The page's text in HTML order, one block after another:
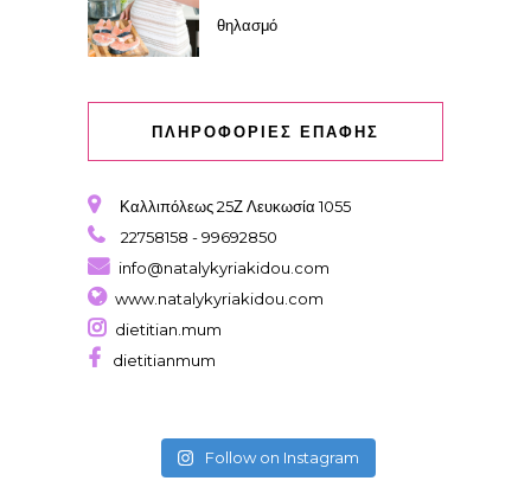
θηλασμό
ΠΛΗΡΟΦΟΡΙΕΣ ΕΠΑΦΗΣ
Καλλιπόλεως 25Ζ Λευκωσία 1055
22758158 - 99692850
info@natalykyriakidou.com
www.natalykyriakidou.com
dietitian.mum
dietitianmum
Follow on Instagram